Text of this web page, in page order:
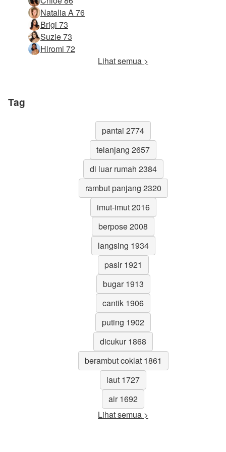
Natalia A 76
Brigi 73
Suzie 73
Hiromi 72
Lihat semua >
Tag
pantai 2774
telanjang 2657
di luar rumah 2384
rambut panjang 2320
imut-imut 2016
berpose 2008
langsing 1934
pasir 1921
bugar 1913
cantik 1906
puting 1902
dicukur 1868
berambut coklat 1861
laut 1727
air 1692
Lihat semua >